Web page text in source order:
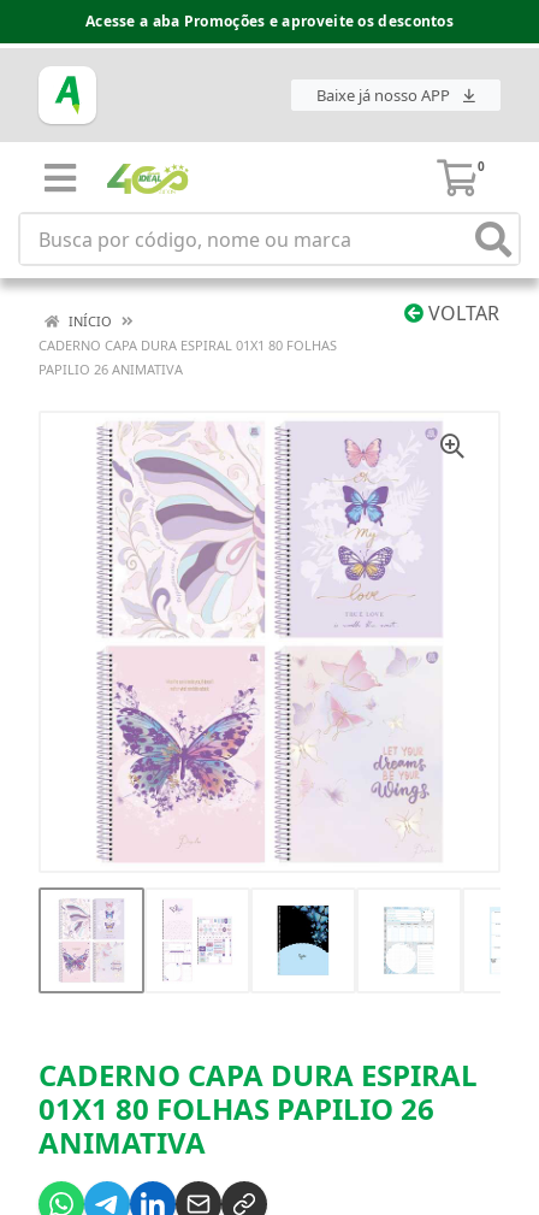
Acesse a aba Promoções e aproveite os descontos
Baixe já nosso APP
0
VOLTAR
INÍCIO
CADERNO CAPA DURA ESPIRAL 01X1 80 FOLHAS
PAPILIO 26 ANIMATIVA
CADERNO CAPA DURA ESPIRAL
01X1 80 FOLHAS PAPILIO 26
ANIMATIVA